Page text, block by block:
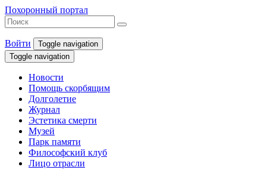
Похоронный портал
Войти
Toggle navigation
Toggle navigation
Новости
Помощь скорбящим
Долголетие
Журнал
Эстетика смерти
Музей
Парк памяти
Философский клуб
Лицо отрасли